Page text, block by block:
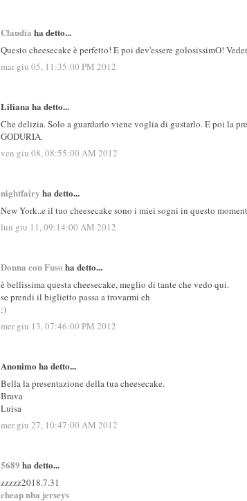
Claudia ha detto...
Questo cheesecake è perfetto! E poi dev'essere golosissimO!
mar giu 05, 11:35:00 PM 2012
Liliana ha detto...
Che delizia. Solo a guardarlo viene voglia di gustarlo. E poi la
GODURIA.
ven giu 08, 08:55:00 AM 2012
nightfairy ha detto...
New York..e il tuo cheesecake sono i miei sogni in questo
lun giu 11, 09:14:00 AM 2012
Donna con Fuso ha detto...
è bellissima questa cheesecake, meglio di tante che vedo qui.
se prendi il biglietto passa a trovarmi eh
:)
mer giu 13, 07:46:00 PM 2012
Anonimo ha detto...
Bella la presentazione della tua cheesecake.
Brava
Luisa
mer giu 27, 10:47:00 AM 2012
5689 ha detto...
zzzzz2018.7.31
cheap nba jerseys